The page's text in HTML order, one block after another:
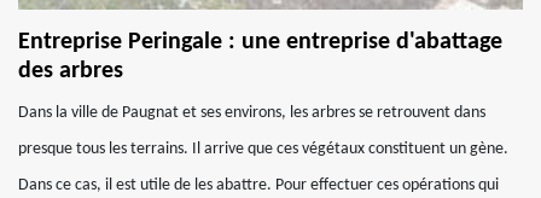
Entreprise Peringale : une entreprise d'abattage
des arbres
Dans la ville de Paugnat et ses environs, les arbres se retrouvent dans
presque tous les terrains. Il arrive que ces végétaux constituent un gène.
Dans ce cas, il est utile de les abattre. Pour effectuer ces opérations qui